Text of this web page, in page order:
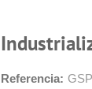
Referencia: